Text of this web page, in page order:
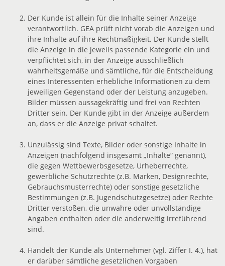
Der Kunde ist allein für die Inhalte seiner Anzeige
verantwortlich. GEA prüft nicht vorab die Anzeigen und
ihre Inhalte auf ihre Rechtmäßigkeit. Der Kunde stellt
die Anzeige in die jeweils passende Kategorie ein und
verpflichtet sich, in der Anzeige ausschließlich
wahrheitsgemäße und sämtliche, für die Entscheidung
eines Interessenten erhebliche Informationen zu dem
jeweiligen Gegenstand oder der Leistung anzugeben.
Bilder müssen aussagekräftig und frei von Rechten
Dritter sein. Der Kunde gibt in der Anzeige außerdem
an, dass er die Anzeige privat schaltet.
Unzulässig sind Texte, Bilder oder sonstige Inhalte in
Anzeigen (nachfolgend insgesamt „Inhalte“ genannt),
die gegen Wettbewerbsgesetze, Urheberrechte,
gewerbliche Schutzrechte (z.B. Marken, Designrechte,
Gebrauchsmusterrechte) oder sonstige gesetzliche
Bestimmungen (z.B. Jugendschutzgesetze) oder Rechte
Dritter verstoßen, die unwahre oder unvollständige
Angaben enthalten oder die anderweitig irreführend
sind.
Handelt der Kunde als Unternehmer (vgl. Ziffer I. 4.), hat
er darüber sämtliche gesetzlichen Vorgaben